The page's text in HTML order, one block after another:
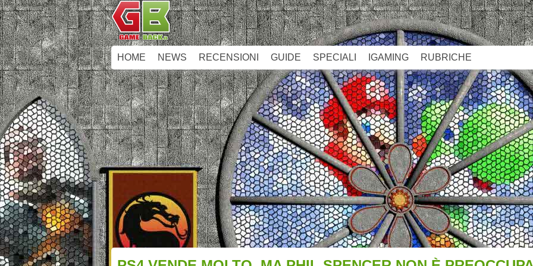
HOME NEWS RECENSIONI GUIDE SPECIALI IGAMING RUBRICHE